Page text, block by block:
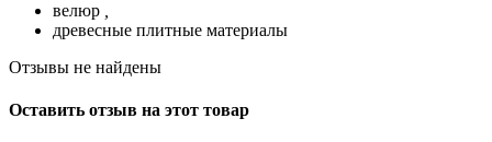
велюр
древесные плитные материалы
Отзывы не найдены
Оставить отзыв на этот товар